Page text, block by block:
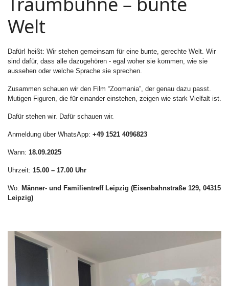
Welt
Dafür! heißt: Wir stehen gemeinsam für eine bunte, gerechte Welt. Wir
sind dafür, dass alle dazugehören - egal woher sie kommen, wie sie
aussehen oder welche Sprache sie sprechen.
Zusammen schauen wir den Film “Zoomania”, der genau dazu passt.
Mutigen Figuren, die für einander einstehen, zeigen wie stark Vielfalt ist.
Dafür stehen wir. Dafür schauen wir.
Anmeldung über WhatsApp: +49 1521 4096823
Wann: 18.09.2025
Uhrzeit: 15.00 – 17.00 Uhr
Wo: Männer- und Familientreff Leipzig (Eisenbahnstraße 129, 04315
Leipzig)